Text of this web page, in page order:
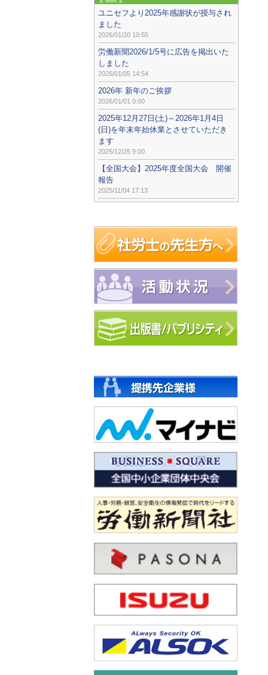
ユニセフより2025年感謝状が授与され
ました
2026/01/20 10:55
労働新聞2026/1/5号に広告を掲出いた
しました
2026/01/05 14:54
2026年 新年のご挨拶
2026/01/01 0:00
2025年12月27日(土)～2026年1月4日
(日)を年末年始休業とさせていただき
ます
2025/12/25 9:00
【全国大会】2025年度全国大会 開催
報告
2025/11/04 17:13